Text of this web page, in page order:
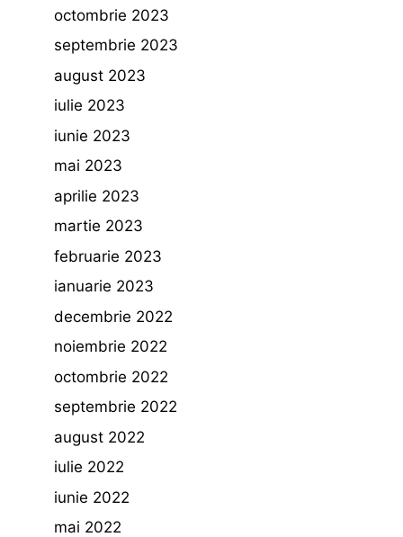
octombrie 2023
septembrie 2023
august 2023
iulie 2023
iunie 2023
mai 2023
aprilie 2023
martie 2023
februarie 2023
ianuarie 2023
decembrie 2022
noiembrie 2022
octombrie 2022
septembrie 2022
august 2022
iulie 2022
iunie 2022
mai 2022